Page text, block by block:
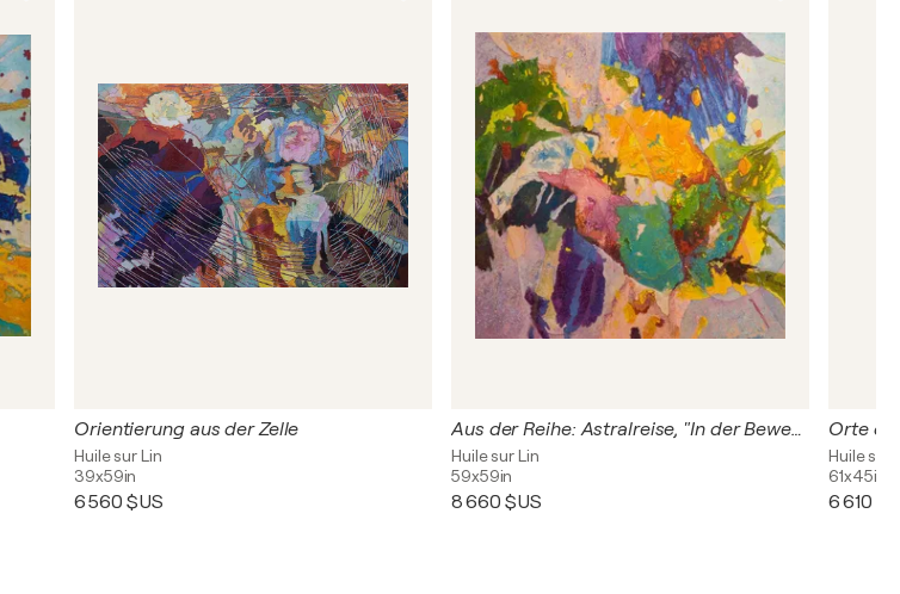
Orientierung aus der Zelle
Huile sur Lin
39x59in
6 560 $US
Aus der Reihe: Astralreise, "In der Bewegung geteilt in die Sphären der Harmonie "
Huile sur Lin
59x59in
8 660 $US
Orte
Huile sur
61x45in
6 610